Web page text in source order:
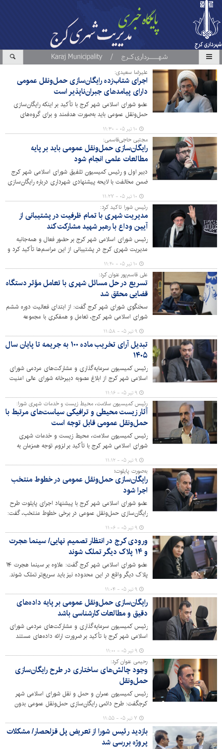
علیرضا سعیدی:
اجرای شتاب‌زده رایگان‌سازی حمل‌ونقل عمومی
دارای پیامدهای جبران‌ناپذیر است
عضو شورای اسلامی شهر کرج با تأکید بر اینکه رایگان‌سازی
حمل‌ونقل عمومی باید به‌صورت هدفمند و برای گروه‌های
مشخص اجرا شود، گفت: شهرداری یک مجموعه درآمد-هزینه
است و اجرای شتاب‌زده این طرح، بدون بررسی ظرفیت‌ها و
پیامدهای آن، می‌تواند مشکلات جدیدی در حوزه حمل‌ونقل و
خدمات شهری ایجاد کند.
۱۰ تیر ۰۵ - ۱۱:۳۰
مجتبی حاجی‌قاسمی:
رایگان‌سازی حمل‌ونقل عمومی باید بر پایه
مطالعات علمی انجام شود
دبیر اول و رئیس کمیسیون تلفیق شورای اسلامی شهر کرج
ضمن مخالفت با لایحه پیشنهادی شهرداری درباره رایگان‌سازی
حمل‌ونقل عمومی، گفت: این تصمیم آثار بلندمدت اقتصادی و
اجتماعی به همراه دارد و بدون بررسی تجربه‌های جهانی،
مطالعات کارشناسی و ارزیابی دقیق پیامدهای آن، نباید اجرایی
شود.
۱۰ تیر ۰۵ - ۱۱:۲۷
رئیس شورا تاکید کرد:
مدیریت شهری با تمام ظرفیت در پشتیبانی از
آیین‌ وداع با رهبر شهید مشارکت کند
رئیس شورای اسلامی شهر کرج بر حضور فعال و همه‌جانبه
مدیریت شهری کرج در پشتیبانی از این مراسم‌ها تأکید کرد و
نقش استان البرز به‌عنوان استان معین تهران را در این زمینه
مهم و راهبردی دانست.
۱۰ تیر ۰۵ - ۱۱:۲۰
علی قاسم‌پور عنوان کرد:
تسریع در حل مسائل شهری با تعامل مؤثر دستگاه
قضایی محقق شد
سخنگوی شورای شهر کرج گفت: از ابتدای فعالیت دوره ششم
شورای اسلامی شهر کرج، تعامل و همفکری با مجموعه
دستگاه قضایی به عنوان یکی از رویکردهای اصلی شورا و
مدیریت شهری در دستور کار قرار گرفت و اقدامات مؤثری در
مسیر حل مسائل شهری، صیانت از حقوق عمومی و تأمین
منافع شهروندان انجام شد.
۹ تیر ۰۵ - ۱۱:۵۸
تبدیل آرای تخریب ماده ۱۰۰ به جریمه تا پایان سال
۱۴۰۵
رئیس کمیسیون سرمایه‌گذاری و مشارکت‌های مردمی شورای
اسلامی شهر کرج از ابلاغ مصوبه دبیرخانه شورای عالی امنیت
ملی مبنی بر تبدیل بخشی از آرای قطعی تخریب
ساخت‌وسازهای غیرمجاز صادره از کمیسیون‌های ماده ۱۰۰
قانون شهرداری‌ها به جریمه تا پایان سال ۱۴۰۵ خبر داد.
۹ تیر ۰۵ - ۱۱:۱۶
رئیس کمیسیون سلامت، محیط زیست و خدمات شهری شورا:
آثار زیست محیطی و ترافیکی سیاست‌های مرتبط با
حمل‌ونقل عمومی قابل توجه است
رئیس کمیسیون سلامت، محیط زیست و خدمات شهری
شورای اسلامی شهر کرج با تأکید بر لزوم توجه همزمان به
پروژه‌های عمرانی و توسعه حمل‌ونقل عمومی، گفت:
سیاست‌های مرتبط با حمل‌ونقل عمومی از جمله رایگان‌سازی،
در صورت اجرای هدفمند، می‌تواند آثار مثبت قابل توجهی بر
کاهش ترافیک و بهبود شاخص‌های زیست‌محیطی داشته
باشد.
۹ تیر ۰۵ - ۱۱:۱۲
به‌صورت پایلوت؛
رایگان‌سازی حمل‌ونقل عمومی در خطوط منتخب
اجرا شود
عضو شورای اسلامی شهر کرج با پیشنهاد اجرای پایلوت طرح
رایگان‌سازی حمل‌ونقل عمومی در برخی خطوط منتخب، گفت:
اجرای آزمایشی این طرح به مدت چهار ماه، ضمن حمایت از
اقشار کم‌برخوردار، امکان ارزیابی دقیق آثار و پیامدهای آن را
برای مدیریت شهری فراهم می‌کند.
۹ تیر ۰۵ - ۱۱:۰۶
ورودی کرج در انتظار تصمیم نهایی/ سینما هجرت
و ۱۴ پلاک دیگر تملک شوند
عضو شورای اسلامی شهر کرج گفت: علاوه بر سینما هجرت ۱۴
پلاک دیگر واقع در این محدوده نیز باید سریع‌تر تملک شوند.
۹ تیر ۰۵ - ۱۱:۰۴
رایگان‌سازی حمل‌ونقل عمومی بر پایه داده‌های
دقیق و مطالعات کارشناسی باشد
رئیس کمیسیون سرمایه‌گذاری و مشارکت‌های مردمی شورای
اسلامی شهر کرج با تأکید بر ضرورت ارائه داده‌های مستند
درباره رایگان‌سازی حمل‌ونقل عمومی، گفت: برای اجرای موفق
این طرح باید ابتدا ظرفیت ناوگان، زیرساخت‌های فنی، نحوه
ارائه خدمات به اقشار خاص و آثار آن بر میزان تقاضای سفر
به‌صورت دقیق بررسی شود.
۹ تیر ۰۵ - ۱۱:۰۰
رحیمی عنوان کرد:
وجود چالش‌های ساختاری در طرح رایگان‌سازی
حمل‌ونقل
رئیس کمیسیون عمران و حمل و نقل شورای اسلامی شهر
کرجگفت: طرح دائمی رایگان‌سازی حمل‌ونقل عمومی بدون
پشتوانه پژوهشی و ارزیابی های ترافیکی و اجتماعی تنها منجر
به تهدید پایداری ناوگان،کاهش کیفیت خدمات رسانی به
شهروندان و افزایش احتمالی نارضایتی اجتماعی می‌شود.
۷ تیر ۰۵ - ۱۱:۵۵
بازدید رئیس شورا از تعریض پل قزلحصار/ مشکلات
پروژه بررسی شد